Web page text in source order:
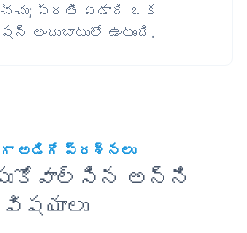
ప్రతి ఏడాది ఒక
ఉంటుంది.
అడిగే ప్రశ్నలు
అన్ని
విషయాలు